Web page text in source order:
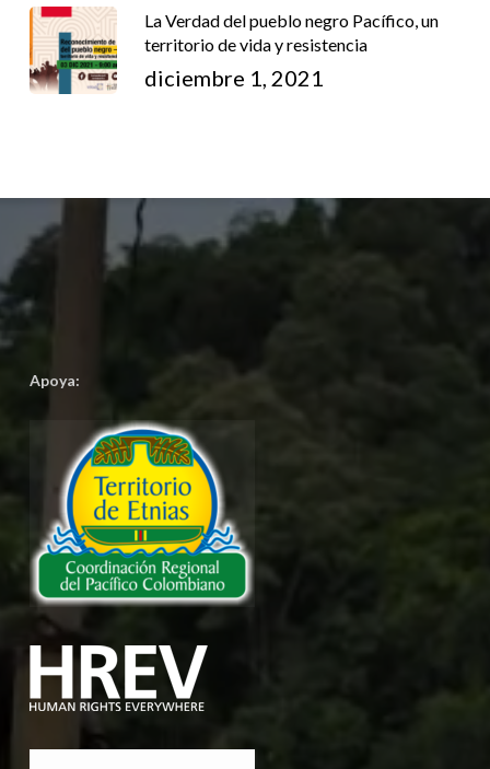
La Verdad del pueblo negro Pacífico, un
territorio de vida y resistencia
diciembre 1, 2021
Apoya: